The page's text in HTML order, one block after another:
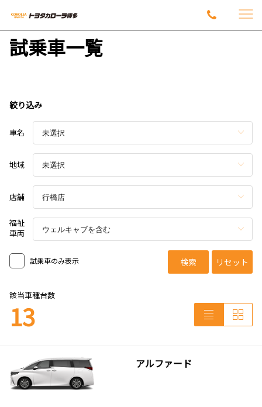
試乗車一覧
絞り込み
車名
地域
店舗
福祉
車両
試乗車のみ表示 検索 リセット
該当車種台数
13
アルファード